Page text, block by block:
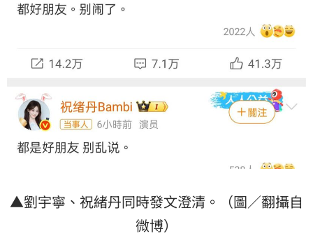
▲劉宇寧、祝緒丹同時發文澄清。（圖／翻攝自
微博）